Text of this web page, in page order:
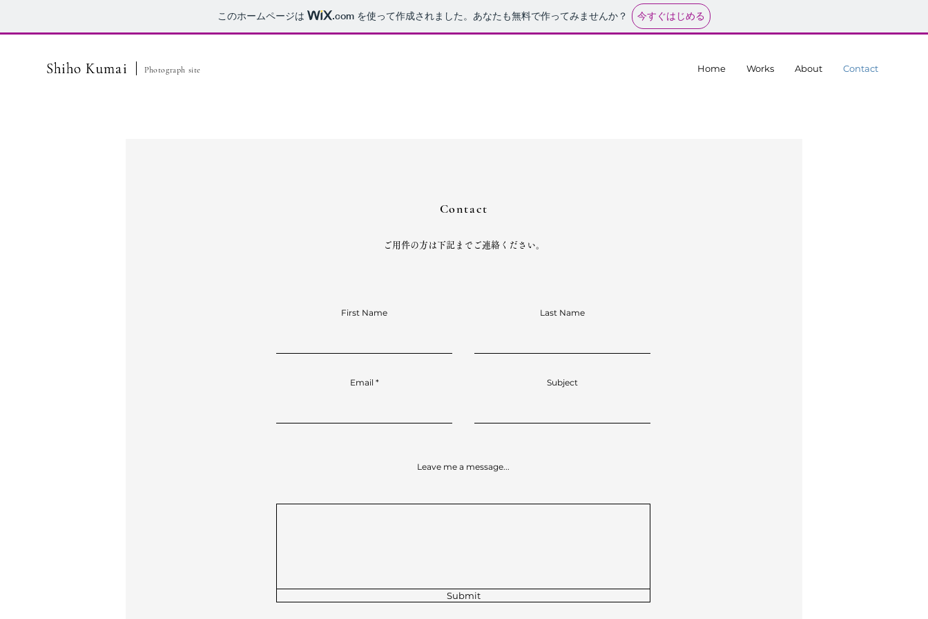
このホームページは .com を使って作成されました。あなたも無料で作ってみませんか？ 今すぐはじめる
Shiho Kumai
Shiho Kumai Photograph site Home Works About Contact
Contact
ご用件の方は下記までご連絡ください。
First Name Last Name
Email Subject
Leave me a message...
Submit